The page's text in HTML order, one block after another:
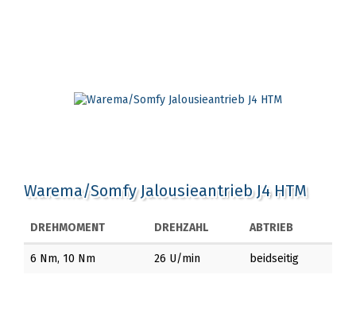
Warema/Somfy Jalousieantrieb J4 HTM
DREHMOMENT DREHZAHL ABTRIEB
6 Nm, 10 Nm 26 U/min beidseitig